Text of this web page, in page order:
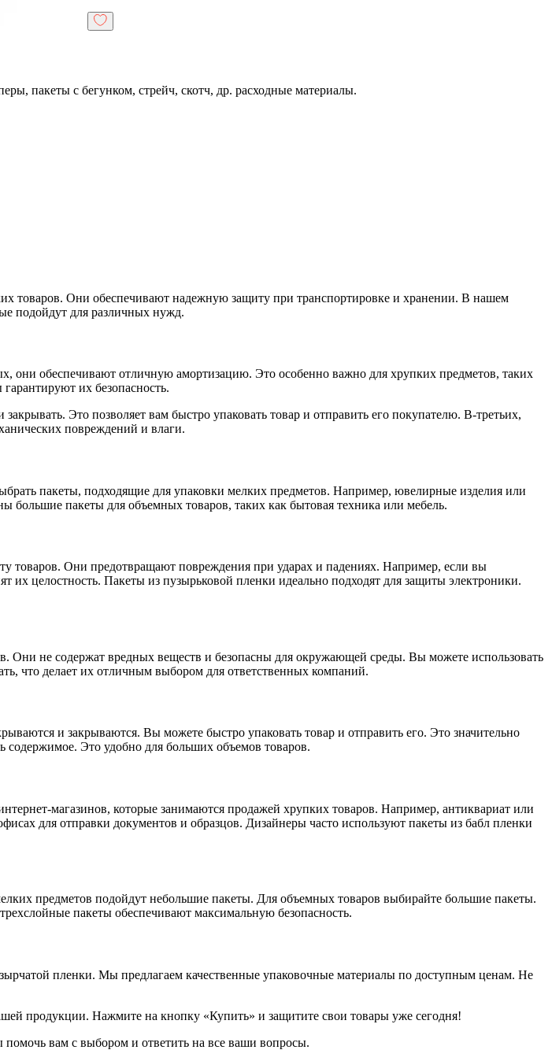
пакеты с бегунком, стрейч, скотч, др. расходные материалы.
товаров. Они обеспечивают надежную защиту при транспортировке и хранении. В нашем
подойдут для различных нужд.
обеспечивают отличную амортизацию. Это особенно важно для хрупких предметов, таких
их безопасность.
Это позволяет вам быстро упаковать товар и отправить его покупателю. В-третьих,
повреждений и влаги.
пакеты, подходящие для упаковки мелких предметов. Например, ювелирные изделия или
пакеты для объемных товаров, таких как бытовая техника или мебель.
товаров. Они предотвращают повреждения при ударах и падениях. Например, если вы
целостность. Пакеты из пузырьковой пленки идеально подходят для защиты электроники.
Они не содержат вредных веществ и безопасны для окружающей среды. Вы можете использовать
что делает их отличным выбором для ответственных компаний.
и закрываются. Вы можете быстро упаковать товар и отправить его. Это значительно
Это удобно для больших объемов товаров.
магазинов, которые занимаются продажей хрупких товаров. Например, антиквариат или
для отправки документов и образцов. Дизайнеры часто используют пакеты из бабл пленки
предметов подойдут небольшие пакеты. Для объемных товаров выбирайте большие пакеты.
пакеты обеспечивают максимальную безопасность.
пленки. Мы предлагаем качественные упаковочные материалы по доступным ценам. Не
продукции. Нажмите на кнопку «Купить» и защитите свои товары уже сегодня!
вам с выбором и ответить на все ваши вопросы.